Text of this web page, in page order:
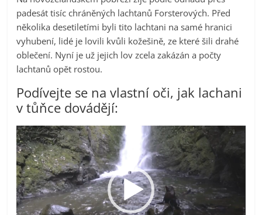
padesát tisíc chráněných lachtanů Forsterových. Před
několika desetiletími byli tito lachtani na samé hranici
vyhubení, lidé je lovili kvůli kožešině, ze které šili drahé
oblečení. Nyní je už jejich lov zcela zakázán a počty
lachtanů opět rostou.
Podívejte se na vlastní oči, jak lachani
v tůňce dovádějí:
Video
přehrávač